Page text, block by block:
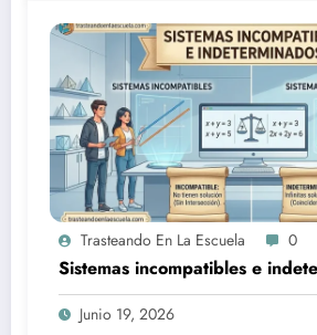
Trasteando En La Escuela 0
Sistemas incompatibles e
Junio 19, 2026